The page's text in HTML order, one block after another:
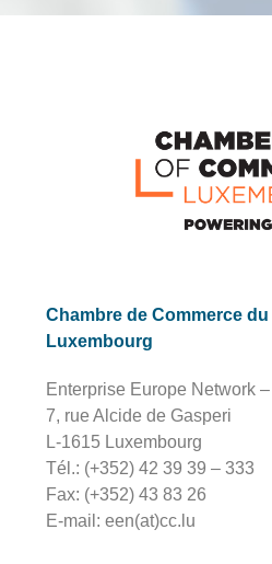
Chambre de Commerce
Luxembourg
Enterprise Europe Network
7, rue Alcide de Gasperi
L-1615 Luxembourg
Tél.: (+352) 42 39 39 – 333
Fax: (+352) 43 83 26
E-mail: een(at)cc.lu